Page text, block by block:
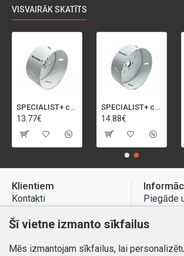
VISVAIRĀK SKATĪTS
SPECIALIST+ caurumu zāģis BI-METAL, 92 mm
13.77€
SPECIALIST+ caurumu zāģis BI-METAL, 98 mm
14.88€
Klientiem
Kontakti
Preču atgriešana
Mans profils
Piegāde
Šī vietne izmanto sīkfailus
Mēs izmantojam sīkfailus, lai